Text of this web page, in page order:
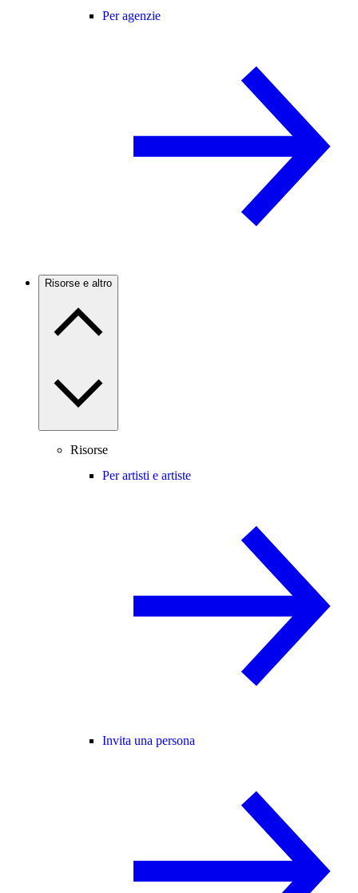
Per agenzie
Risorse e altro
Risorse
Per artisti e artiste
Invita una persona